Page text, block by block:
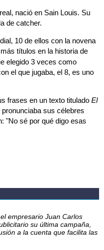
nació en Sain Louis. Su
de catcher.
10 de ellos con la novena
títulos en la historia de
elegido 3 veces como
el que jugaba, el 8, es uno
frases en un texto titulado El
sus célebres
"No sé por qué digo esas
empresario Juan Carlos
su última campaña,
a la cuenta que facilita las